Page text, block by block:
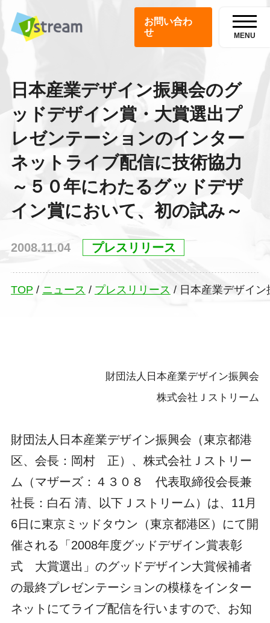
お問い合わ
せ
MENU
日本産業デザイン振興会のグ
ッドデザイン賞・大賞選出プ
レゼンテーションのインター
ネットライブ配信に技術協力
～５０年にわたるグッドデザ
イン賞において、初の試み～
2008.11.04 プレスリリース
TOP / ニュース / プレスリリース / 日本産業デザイ
財団法人日本産業デザイン振興会
株式会社Ｊストリーム
財団法人日本産業デザイン振興会（東京都港
区、会長：岡村 正）、株式会社Ｊストリー
ム（マザーズ：４３０８ 代表取締役会長兼
社長：白石 清、以下Ｊストリーム）は、11月
6日に東京ミッドタウン（東京都港区）にて開
催される「2008年度グッドデザイン賞表彰
式 大賞選出」のグッドデザイン大賞候補者
の最終プレゼンテーションの模様をインター
ネットにてライブ配信を行いますので、お知